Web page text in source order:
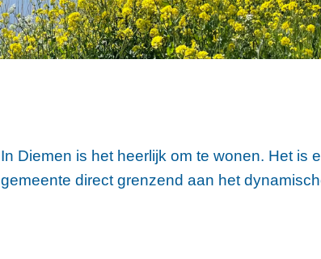
In Diemen is het heerlijk om te wonen. Het is
gemeente direct grenzend aan het